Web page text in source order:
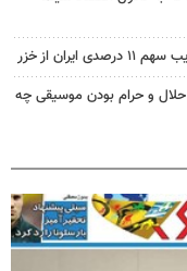
از خزر
حلال و حرام بودن موسیقی چه